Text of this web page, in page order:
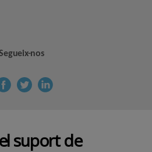
nos
suport de